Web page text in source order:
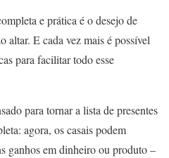
e prática é o desejo de
altar. E cada vez mais é possível
para facilitar todo esse
para tornar a lista de presentes
agora, os casais podem
ganhos em dinheiro ou produto –